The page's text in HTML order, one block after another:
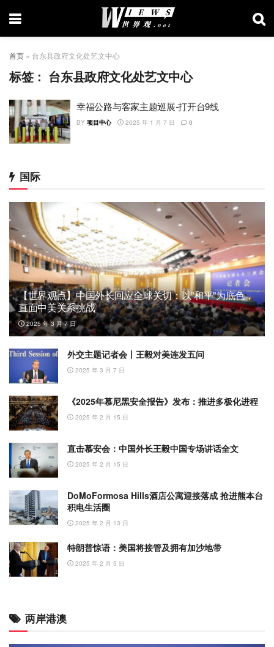
首页 » 台东县政府文化处艺文中心
标签： 台东县政府文化处艺文中心
幸福公路与客家主题巡展-打开台9线
BY 项目中心 2025 年 1 月 7 日 0
国际
【世界观点】中国外长回应全球关切：以”和平”为底色，
直面中美关系挑战
2025 年 3 月 7 日
外交主题记者会丨王毅对美连发五问
2025 年 3 月 7 日
《2025年慕尼黑安全报告》发布：推进多极化进程
2025 年 2 月 15 日
直击慕安会：中国外长王毅中国专场讲话全文
2025 年 2 月 15 日
DoMoFormosa Hills酒店公寓迎接落成 抢进熊本台
积电生活圈
2025 年 2 月 13 日
特朗普惊语：美国将接管及拥有加沙地带
2025 年 2 月 5 日
两岸港澳